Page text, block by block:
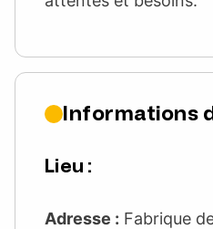
Informations
Lieu :
Adresse : Fabrique